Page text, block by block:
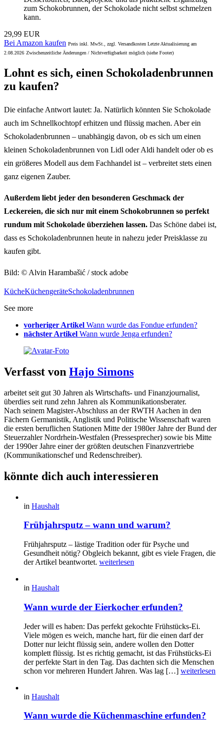
zum Schokobrunnen, der Schokolade nicht selbst schmelzen
kann.
29,99 EUR
Bei Amazon kaufen Preis inkl. MwSt., zzgl. Versandkosten Letzte Aktualisierung am
2.08.2026 Zwischenzeitliche Änderungen / Nichtverfügbarkeit möglich (siehe Footer)
Lohnt es sich, einen Schokoladenbrunnen
zu kaufen?
Die einfache Antwort lautet: Ja. Natürlich könnten Sie Schokolade
auch im Schnellkochtopf erhitzen und flüssig machen. Aber ein
Schokoladenbrunnen – unabhängig davon, ob es sich um einen
kleinen Schokoladenbrunnen von Lidl oder Aldi handelt oder ob es
ein größeres Modell aus dem Fachhandel ist – verbreitet stets einen
ganz eigenen Zauber.
Außerdem liebt jeder den besonderen Geschmack der
Leckereien, die sich nur mit einem Schokobrunnen so perfekt
rundum mit Schokolade überziehen lassen. Das Schöne dabei ist,
dass es Schokoladenbrunnen heute in nahezu jeder Preisklasse zu
kaufen gibt.
Bild: © Alvin Harambašić / stock adobe
KücheKüchengeräteSchokoladenbrunnen
See more
vorheriger Artikel Wann wurde das Fondue erfunden?
nächster Artikel Wann wurde Jenga erfunden?
Verfasst von Hajo Simons
arbeitet seit gut 30 Jahren als Wirtschafts- und Finanzjournalist,
überdies seit rund zehn Jahren als Kommunikationsberater.
Nach seinem Magister-Abschluss an der RWTH Aachen in den
Fächern Germanistik, Anglistik und Politische Wissenschaft waren
die ersten beruflichen Stationen Mitte der 1980er Jahre der Bund der
Steuerzahler Nordrhein-Westfalen (Pressesprecher) sowie bis Mitte
der 1990er Jahre einer der größten deutschen Finanzvertriebe
(Kommunikationschef und Redenschreiber).
könnte dich auch interessieren
in Haushalt
Frühjahrsputz – wann und warum?
Frühjahrsputz – lästige Tradition oder für Psyche und
Gesundheit nötig? Obgleich bekannt, gibt es viele Fragen, die
der Artikel beantwortet. weiterlesen
in Haushalt
Wann wurde der Eierkocher erfunden?
Jeder will es haben: Das perfekt gekochte Frühstücks-Ei.
Viele mögen es weich, manche hart, für die einen darf der
Dotter nur leicht flüssig sein, andere wollen den Dotter
komplett flüssig. Ist es richtig gemacht, ist das Frühstücks-Ei
der perfekte Start in den Tag. Das dachten sich die Menschen
schon vor mehreren Hundert Jahren. Was lag […] weiterlesen
in Haushalt
Wann wurde die Küchenmaschine erfunden?